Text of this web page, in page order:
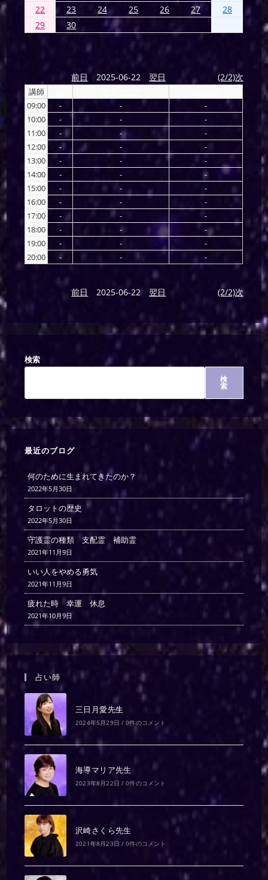
22
23 24 25 26 27
28
29
30
前日 2025-06-22 翌日 (2/2)次
講師
09:00
- -
-
10:00
- -
-
11:00
- -
-
12:00
- -
-
13:00
- -
-
14:00
- -
-
15:00
- -
-
16:00
- -
-
17:00
- -
-
18:00
- -
-
19:00
- -
-
20:00
- - -
前日 2025-06-22 翌日 (2/2)次
検索
検
索
最近のブログ
何のために生まれてきたのか？
2022年5月30日
タロットの歴史
2022年5月30日
守護霊の種類 支配霊 補助霊
2021年11月9日
いい人をやめる勇気
2021年11月9日
疲れた時 幸運 休息
2021年10月9日
占い師
三日月愛先生
2024年5月29日 / 0件のコメント
海導マリア先生
2023年8月22日 / 0件のコメント
沢崎さくら先生
2021年8月23日 / 0件のコメント